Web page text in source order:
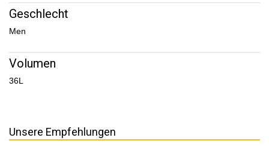
Geschlecht
Men
Volumen
36L
Unsere Empfehlungen